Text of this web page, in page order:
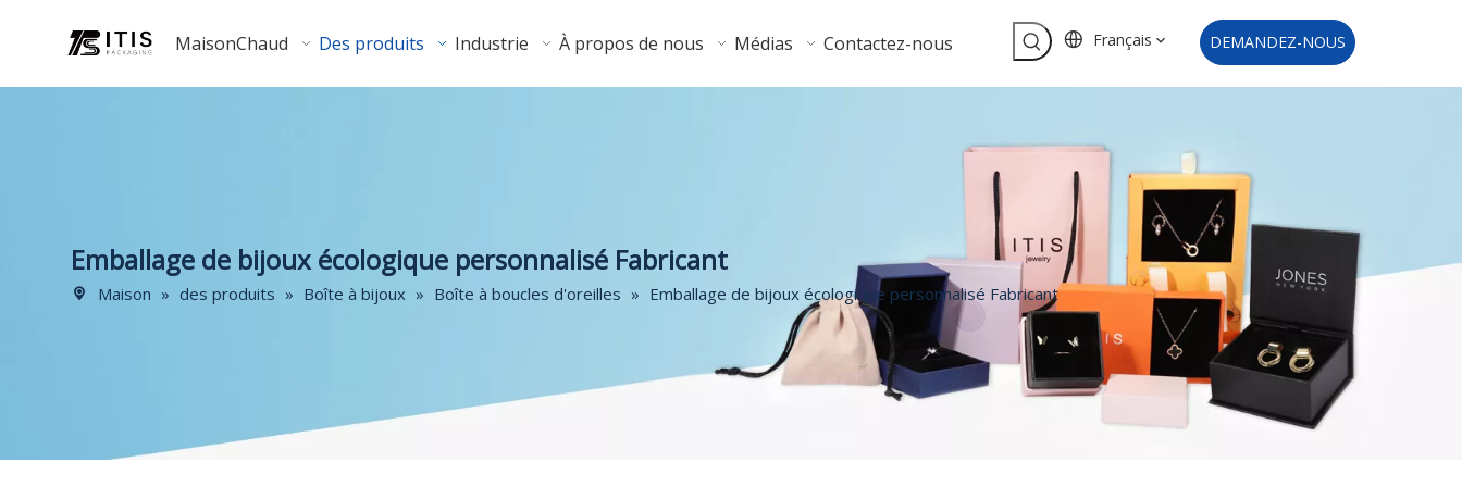
MaisonChaud Des produits Industrie À propos de nous Médias Contactez-nous Français DEMANDEZ-NOUS
Emballage de bijoux écologique personnalisé Fabricant
Maison » des produits » Boîte à bijoux » Boîte à boucles d'oreilles » Emballage de bijoux écologique personnalisé Fabricant